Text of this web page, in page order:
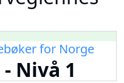
for Norge
Nivå 1